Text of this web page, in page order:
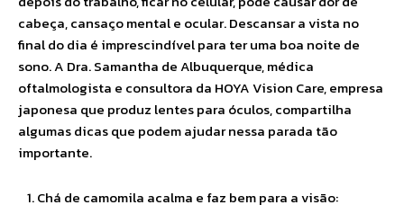
cabeça, cansaço mental e ocular. Descansar a vista no
final do dia é imprescindível para ter uma boa noite de
sono. A Dra. Samantha de Albuquerque, médica
oftalmologista e consultora da HOYA Vision Care, empresa
japonesa que produz lentes para óculos, compartilha
algumas dicas que podem ajudar nessa parada tão
importante.
Chá de camomila acalma e faz bem para a visão: